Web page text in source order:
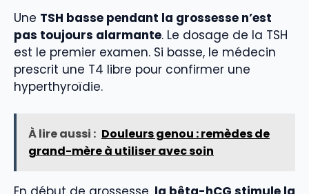
Une TSH basse pendant la grossesse n’est
pas toujours alarmante. Le dosage de la TSH
est le premier examen. Si basse, le médecin
prescrit une T4 libre pour confirmer une
hyperthyroïdie.
À lire aussi : Douleurs genou : remèdes de
grand-mère à utiliser avec soin